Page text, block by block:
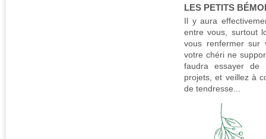
LES PETITS
Il y aura
entre vous, surtout
vous renfermer sur
votre chéri ne
faudra essayer
projets, et veillez à
de tendresse...